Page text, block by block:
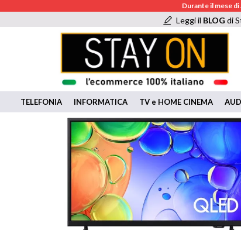
Durante il mese
Leggi il BLOGdi
TELEFONIA INFORMATICA TV e HOME CINEMA